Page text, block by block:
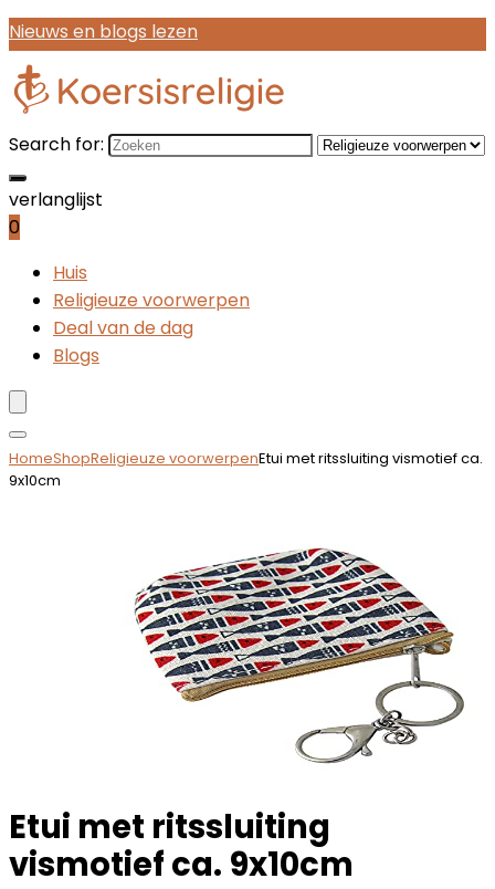
Nieuws en blogs lezen
Search for:
verlanglijst
0
Huis
Religieuze voorwerpen
Deal van de dag
Blogs
HomeShopReligieuze voorwerpenEtui met ritssluiting vismotief ca.
9x10cm
Etui met ritssluiting
vismotief ca. 9x10cm